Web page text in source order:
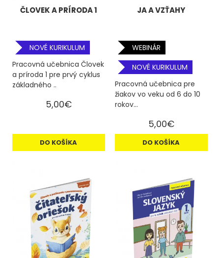
ČLOVEK A PRÍRODA 1
NOVÉ KURIKULUM
Pracovná učebnica Človek
a príroda 1 pre prvý cyklus
základného ..
5,00€
DO KOŠÍKA
JA A VZŤAHY
WEBINÁR
NOVÉ KURIKULUM
Pracovná učebnica pre
žiakov vo veku od 6 do 10
rokov...
5,00€
DO KOŠÍKA